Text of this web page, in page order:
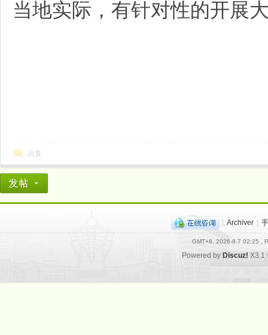
当地实际，有针对性的开展
回复
| Archiver |
GMT+8, 2026-8-7 02:25 ,
Powered by Discuz! X3.1